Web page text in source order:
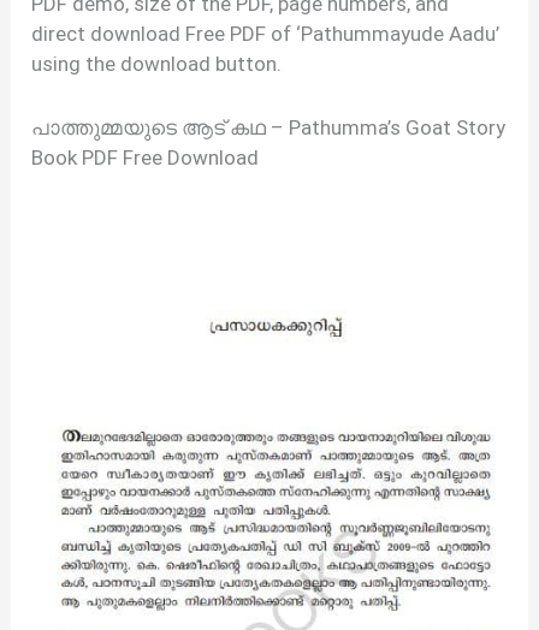
direct download Free PDF of ‘Pathummayude Aadu’
using the download button.
പാത്തുമ്മയുടെ ആട് കഥ – Pathumma’s Goat Story
Book PDF Free Download